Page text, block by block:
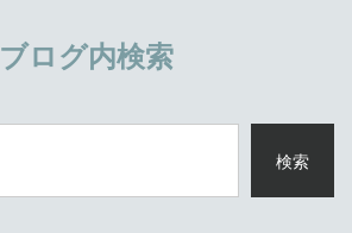
ブログ内検索